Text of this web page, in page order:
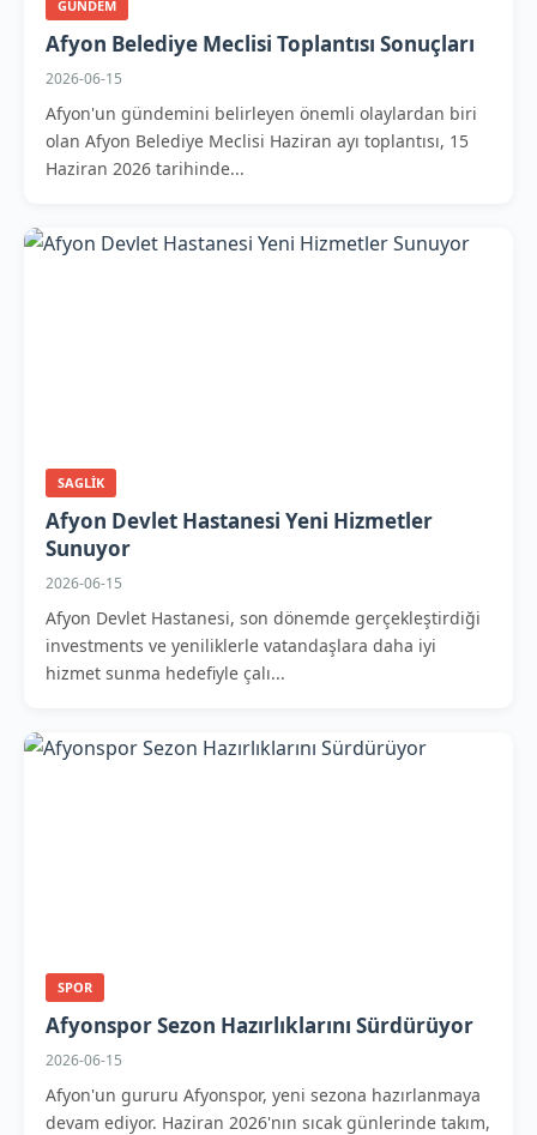
GUNDEM
Afyon Belediye Meclisi Toplantısı Sonuçları
2026-06-15
Afyon'un gündemini belirleyen önemli olaylardan biri
olan Afyon Belediye Meclisi Haziran ayı toplantısı, 15
Haziran 2026 tarihinde...
SAGLIK
Afyon Devlet Hastanesi Yeni Hizmetler
Sunuyor
2026-06-15
Afyon Devlet Hastanesi, son dönemde gerçekleştirdiği
investments ve yeniliklerle vatandaşlara daha iyi
hizmet sunma hedefiyle çalı...
SPOR
Afyonspor Sezon Hazırlıklarını Sürdürüyor
2026-06-15
Afyon'un gururu Afyonspor, yeni sezona hazırlanmaya
devam ediyor. Haziran 2026'nın sıcak günlerinde takım,